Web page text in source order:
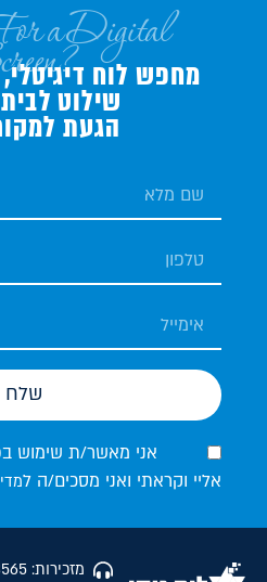
a Digital
מחפש לוח דיגיטלי,
שילוט
הגעת
אני מאשר/ת שימוש
אליי וקראתי ואני מסכים/ה ל
שלח
מזכירות: 077-2233565